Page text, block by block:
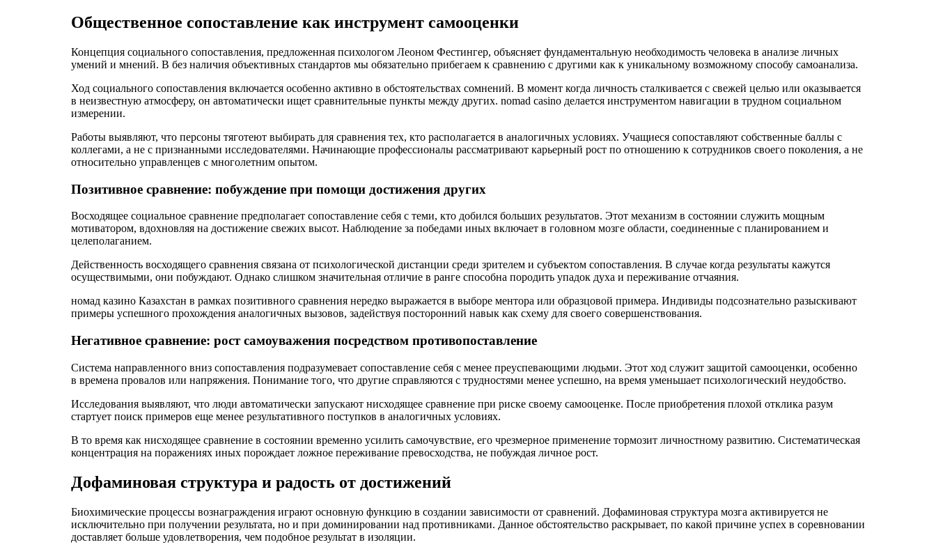
Общественное сопоставление как инструмент самооценки
Концепция социального сопоставления, предложенная психологом Леоном Фестингер, объясняет фундаментальную необходимость человека в анализе личных
умений и мнений. В без наличия объективных стандартов мы обязательно прибегаем к сравнению с другими как к уникальному возможному способу самоанализа.
Ход социального сопоставления включается особенно активно в обстоятельствах сомнений. В момент когда личность сталкивается с свежей целью или оказывается
в неизвестную атмосферу, он автоматически ищет сравнительные пункты между других. nomad casino делается инструментом навигации в трудном социальном
измерении.
Работы выявляют, что персоны тяготеют выбирать для сравнения тех, кто располагается в аналогичных условиях. Учащиеся сопоставляют собственные баллы с
коллегами, а не с признанными исследователями. Начинающие профессионалы рассматривают карьерный рост по отношению к сотрудников своего поколения, а не
относительно управленцев с многолетним опытом.
Позитивное сравнение: побуждение при помощи достижения других
Восходящее социальное сравнение предполагает сопоставление себя с теми, кто добился больших результатов. Этот механизм в состоянии служить мощным
мотиватором, вдохновляя на достижение свежих высот. Наблюдение за победами иных включает в головном мозге области, соединенные с планированием и
целеполаганием.
Действенность восходящего сравнения связана от психологической дистанции среди зрителем и субъектом сопоставления. В случае когда результаты кажутся
осуществимыми, они побуждают. Однако слишком значительная отличие в ранге способна породить упадок духа и переживание отчаяния.
номад казино Казахстан в рамках позитивного сравнения нередко выражается в выборе ментора или образцовой примера. Индивиды подсознательно разыскивают
примеры успешного прохождения аналогичных вызовов, задействуя посторонний навык как схему для своего совершенствования.
Негативное сравнение: рост самоуважения посредством противопоставление
Система направленного вниз сопоставления подразумевает сопоставление себя с менее преуспевающими людьми. Этот ход служит защитой самооценки, особенно
в времена провалов или напряжения. Понимание того, что другие справляются с трудностями менее успешно, на время уменьшает психологический неудобство.
Исследования выявляют, что люди автоматически запускают нисходящее сравнение при риске своему самооценке. После приобретения плохой отклика разум
стартует поиск примеров еще менее результативного поступков в аналогичных условиях.
В то время как нисходящее сравнение в состоянии временно усилить самочувствие, его чрезмерное применение тормозит личностному развитию. Систематическая
концентрация на поражениях иных порождает ложное переживание превосходства, не побуждая личное рост.
Дофаминовая структура и радость от достижений
Биохимические процессы вознаграждения играют основную функцию в создании зависимости от сравнений. Дофаминовая структура мозга активируется не
исключительно при получении результата, но и при доминировании над противниками. Данное обстоятельство раскрывает, по какой причине успех в соревновании
доставляет больше удовлетворения, чем подобное результат в изоляции.